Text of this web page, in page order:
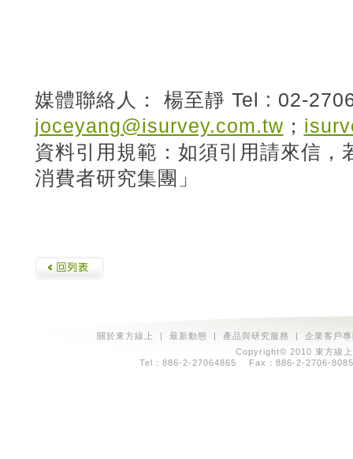
媒體聯絡人： 楊至靜 Tel : 02-
joceyang@isurvey.com.tw ；
資料引用規範：如須引用請來信，
消費者研究集團」
關於東方線上 | 最新動態 | 產品與研究服務 | 企業客戶
Copyright© 2010 東方線
Tel：886-2-27064865 Fax：886-2-2706-